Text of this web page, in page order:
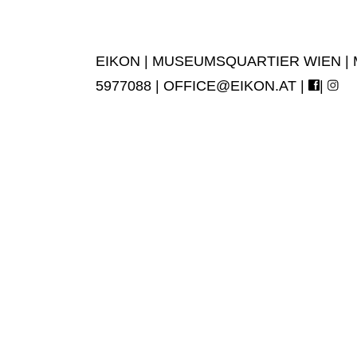
EIKON | MUSEUMSQUARTIER WIEN
5977088 | OFFICE@EIKON.AT | |